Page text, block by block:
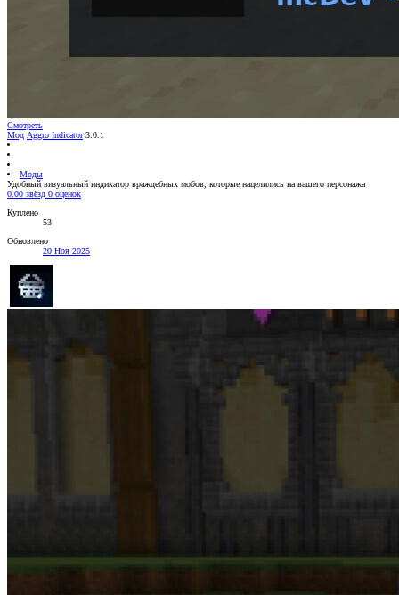
Смотреть
Мод Aggro Indicator 3.0.1
Моды
Удобный визуальный индикатор враждебных мобов, которые нацелились на вашего персонажа
0.00 звёзд 0 оценок
Куплено
53
Обновлено
20 Ноя 2025